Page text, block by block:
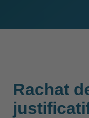
Rachat